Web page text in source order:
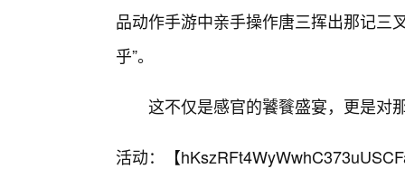
品动作手游中亲手操作唐三挥出那记三
乎”。
这不仅是感官的饕餮盛宴，更是对
活动：【